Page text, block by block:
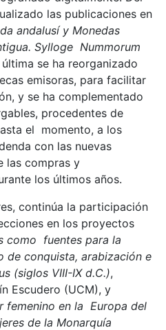
las publicaciones en
andalusí y Monedas
Sylloge Nummorum
se ha reorganizado
emisoras, para facilitar
y se ha complementado
procedentes de
el momento, a los
con las nuevas
las compras y
los últimos años.
continúa la participación
en los proyectos
como fuentes para la
de conquista, arabización e
(siglos VIII-IX d.C.),
Escudero (UCM), y
femenino en la Europa del
de la Monarquía